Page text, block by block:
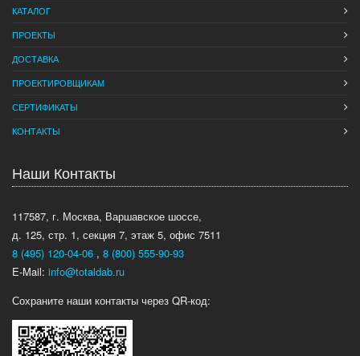
КАТАЛОГ
ПРОЕКТЫ
ДОСТАВКА
ПРОЕКТИРОВЩИКАМ
СЕРТИФИКАТЫ
КОНТАКТЫ
Наши Контакты
117587, г. Москва, Варшавское шоссе,
д. 125, стр. 1, секция 7, этаж 5, офис 7511
8 (495) 120-04-06 , 8 (800) 555-90-93
E-Mail: info@totaldab.ru
Сохраните наши контакты через QR-код: